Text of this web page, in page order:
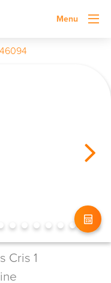
Menu
Cris 1